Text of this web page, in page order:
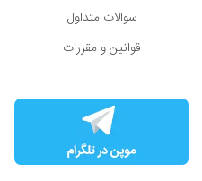
سوالات متداول
قوانین و مقررات